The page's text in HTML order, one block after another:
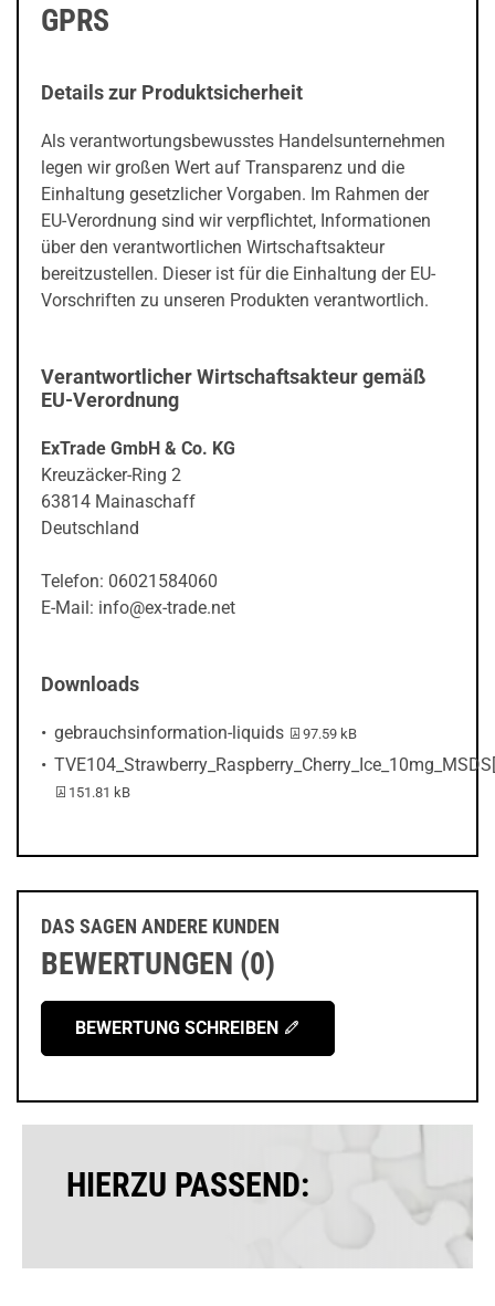
GPRS
Details zur Produktsicherheit
Als verantwortungsbewusstes Handelsunternehmen
legen wir großen Wert auf Transparenz und die
Einhaltung gesetzlicher Vorgaben. Im Rahmen der
EU-Verordnung sind wir verpflichtet, Informationen
über den verantwortlichen Wirtschaftsakteur
bereitzustellen. Dieser ist für die Einhaltung der EU-
Vorschriften zu unseren Produkten verantwortlich.
Verantwortlicher Wirtschaftsakteur gemäß
EU-Verordnung
ExTrade GmbH & Co. KG
Kreuzäcker-Ring 2
63814 Mainaschaff
Deutschland
Telefon: 06021584060
E-Mail: info@ex-trade.net
Downloads
gebrauchsinformation-liquids PDF-Datei:
97.59 kB
PDF-Datei:
151.81 kB
DAS SAGEN ANDERE KUNDEN
BEWERTUNGEN (0)
BEWERTUNG SCHREIBEN
HIERZU PASSEND: